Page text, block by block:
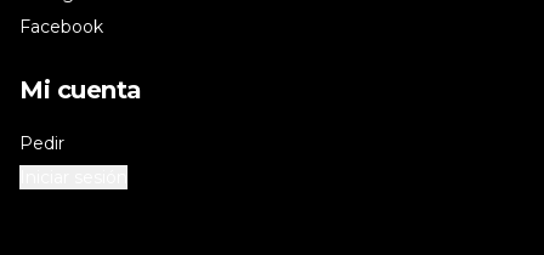
Facebook
Mi cuenta
Pedir